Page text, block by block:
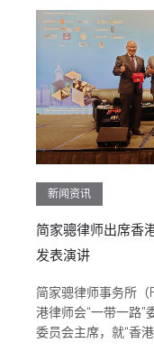
新闻资讯
简家骢律师出席香
发表演讲
简家骢律师事务所（
港律师会“一带一路”
委员会主席，就“香